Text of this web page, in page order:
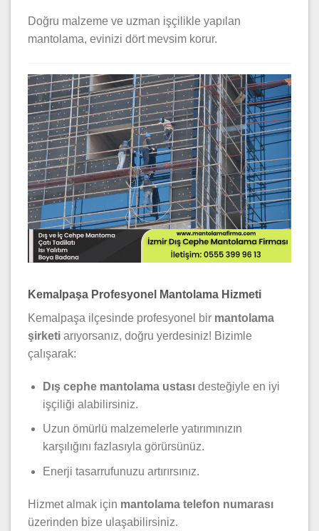
Doğru malzeme ve uzman işçilikle yapılan
mantolama, evinizi dört mevsim korur.
Kemalpaşa Profesyonel Mantolama Hizmeti
Kemalpaşa ilçesinde profesyonel bir mantolama
şirketi arıyorsanız, doğru yerdesiniz! Bizimle
çalışarak:
Dış cephe mantolama ustasıdesteğiyle en iyi
işçiliği alabilirsiniz.
Uzun ömürlü malzemelerle yatırımınızın
karşılığını fazlasıyla görürsünüz.
Enerji tasarrufunuzu artırırsınız.
Hizmet almak için mantolama telefon numarası
üzerinden bize ulaşabilirsiniz.